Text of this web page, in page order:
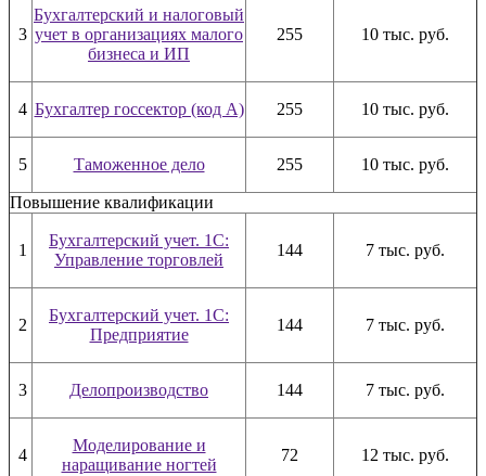
3
Бухгалтерский и налоговый
учет в организациях малого
бизнеса и ИП
255 10 тыс. руб.
4 Бухгалтер госсектор (код А) 255 10 тыс. руб.
5 Таможенное дело 255 10 тыс. руб.
Повышение квалификации
1
Бухгалтерский учет. 1С:
Управление торговлей
144 7 тыс. руб.
2
Бухгалтерский учет. 1С:
Предприятие
144 7 тыс. руб.
3 Делопроизводство 144 7 тыс. руб.
4
Моделирование и
наращивание ногтей
72 12 тыс. руб.